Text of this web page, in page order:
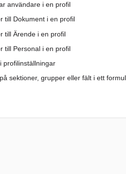
användare i en profil
till Dokument i en profil
till Ärende i en profil
till Personal i en profil
profilinställningar
sektioner, grupper eller fält i ett